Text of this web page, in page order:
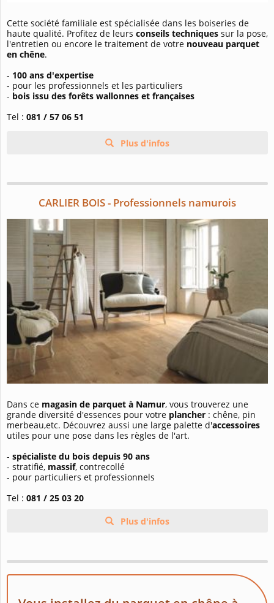
Cette société familiale est spécialisée dans les boiseries de
haute qualité. Profitez de leurs conseils techniques sur la pose,
l'entretien ou encore le traitement de votre nouveau parquet
en chêne.
- 100 ans d'expertise
- pour les professionnels et les particuliers
- bois issu des forêts wallonnes et françaises
Tel : 081 / 57 06 51
Plus d'infos
CARLIER BOIS - Professionnels namurois
Dans ce magasin de parquet à Namur, vous trouverez une
grande diversité d'essences pour votre plancher : chêne, pin
merbeau,etc. Découvrez aussi une large palette d'accessoires
utiles pour une pose dans les règles de l'art.
- spécialiste du bois depuis 90 ans
- stratifié, massif, contrecollé
- pour particuliers et professionnels
Tel : 081 / 25 03 20
Plus d'infos